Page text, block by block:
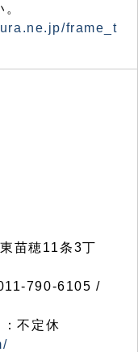
frame_t
苗穂11条3丁
790-6105 /
不定休